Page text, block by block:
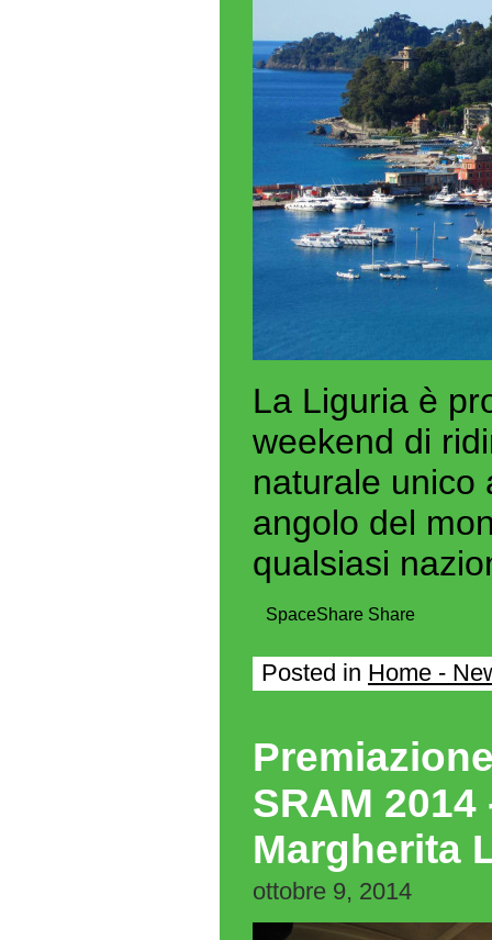
La Liguria è
weekend di
naturale unico
angolo del
qualsiasi
SpaceShare Share
Posted in Home -
SRAM
Margherita
ottobre 9, 2014